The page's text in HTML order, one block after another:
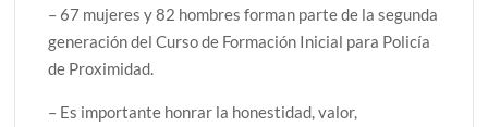
– 67 mujeres y 82 hombres forman parte de la segunda
generación del Curso de Formación Inicial para Policía
de Proximidad.
– Es importante honrar la honestidad, valor,